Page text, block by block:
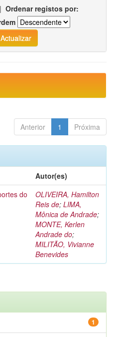
| Ordenar registos por:
Anterior 1 Próxima
Autor(es)
do
OLIVEIRA, Hamilton
Reis de; LIMA,
Mônica de Andrade;
MONTE, Kerlen
Andrade do;
MILITÃO, Vivianne
Benevides
1